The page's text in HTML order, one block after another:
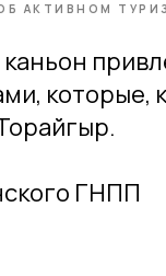
АКТИВНОМ
которые,
ГНПП